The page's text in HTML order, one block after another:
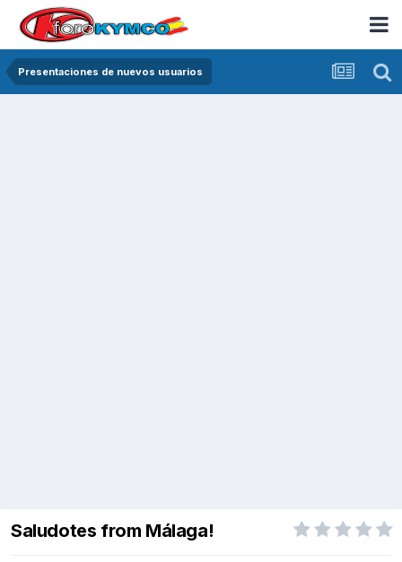
Presentaciones de nuevos usuarios
Saludotes from Málaga!